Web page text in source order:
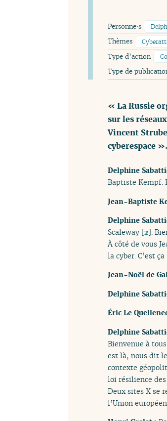
Personne·s
Thèmes
Type d’action
Type de
« La Russie
sur les
Vincent
cyberespace
Delphine
Baptiste Kempf.
Jean-Baptiste
Delphine
Scaleway [2].
À côté de vous
la cyber. C’est ça
Jean-Noël de
Delphine
Éric Le
Delphine
Bienvenue à
est là, nous dit
contexte
loi résilience
Deux sites X se
l’Union